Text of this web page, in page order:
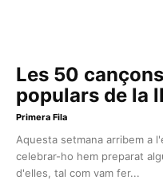
Les 50
populars de la
Primera Fila
Aquesta setmana arribem a
celebrar-ho hem preparat
d'elles, tal com vam fer...